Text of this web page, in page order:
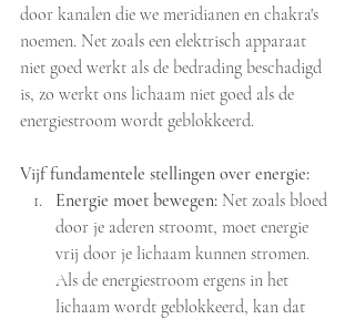
door kanalen die we meridianen en chakra's
noemen. Net zoals een elektrisch apparaat
niet goed werkt als de bedrading beschadigd
is, zo werkt ons lichaam niet goed als de
energiestroom wordt geblokkeerd.
Vijf fundamentele stellingen over energie:
Energie moet bewegen: Net zoals bloed
door je aderen stroomt, moet energie
vrij door je lichaam kunnen stromen.
Als de energiestroom ergens in het
lichaam wordt geblokkeerd, kan dat